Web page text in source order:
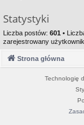
Statystyki
Liczba postów: 601 •
zarejestrowany
Strona główna
Technologię